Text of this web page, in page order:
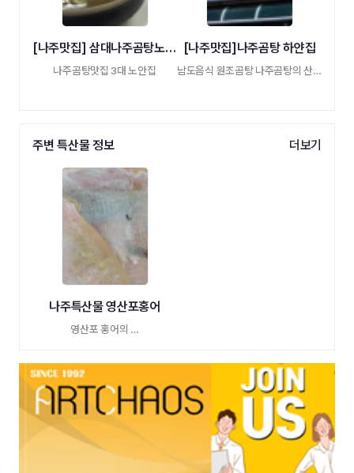
[나주맛집] 삼대나주곰탕노안집
나주곰탕맛집 3대 노안집
[나주맛집]나주곰탕 하얀집
남도음식 원조곰탕 나주곰탕의 산 역사
주변 특산물 정보 더보기
나주특산물 영산포홍어
영산포 홍어의 …